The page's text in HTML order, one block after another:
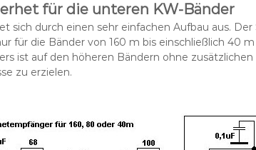
für die unteren KW-Bänder
sich durch einen sehr einfachen Aufbau aus.
für die Bänder von 160 m bis einschließlich 40
ist auf den höheren Bändern ohne
zu erzielen.